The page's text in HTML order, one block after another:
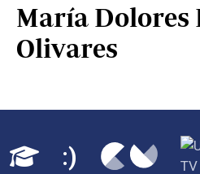
María Dolores
Olivares